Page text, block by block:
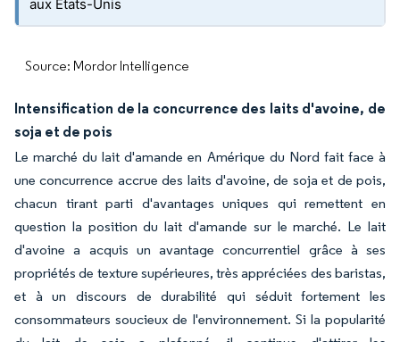
aux États-Unis
Source: Mordor Intelligence
Intensification de la concurrence des laits d'avoine, de
soja et de pois
Le marché du lait d'amande en Amérique du Nord fait face à
une concurrence accrue des laits d'avoine, de soja et de pois,
chacun tirant parti d'avantages uniques qui remettent en
question la position du lait d'amande sur le marché. Le lait
d'avoine a acquis un avantage concurrentiel grâce à ses
propriétés de texture supérieures, très appréciées des baristas,
et à un discours de durabilité qui séduit fortement les
consommateurs soucieux de l'environnement. Si la popularité